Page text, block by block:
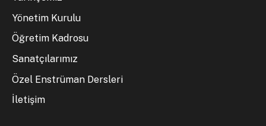
Yönetim Kurulu
Öğretim Kadrosu
Sanatçılarımız
Özel Enstrüman Dersleri
İletişim